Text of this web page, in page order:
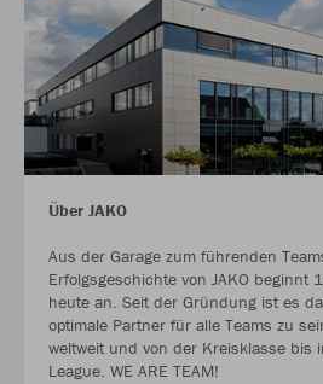
Über JAKO
Aus der Garage zum führenden
Erfolgsgeschichte von JAKO beginnt
heute an. Seit der Gründung ist es
optimale Partner für alle Teams zu
weltweit und von der Kreisklasse bis
League. WE ARE TEAM!